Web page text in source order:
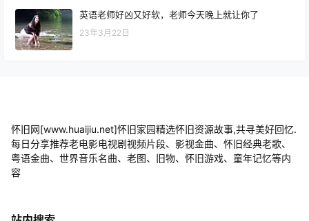
英语老师好凶又好软，老师今天晚上就让你了
23年3月22日
怀旧网[www.huaijiu.net]怀旧家园精选怀旧资源故事,共寻美好回忆.
每日分享推荐老电影电视剧视频片段、影视金曲、怀旧经典老歌、
粤语金曲、世界音乐名曲、老图、旧物、怀旧游戏、童年记忆等内
容